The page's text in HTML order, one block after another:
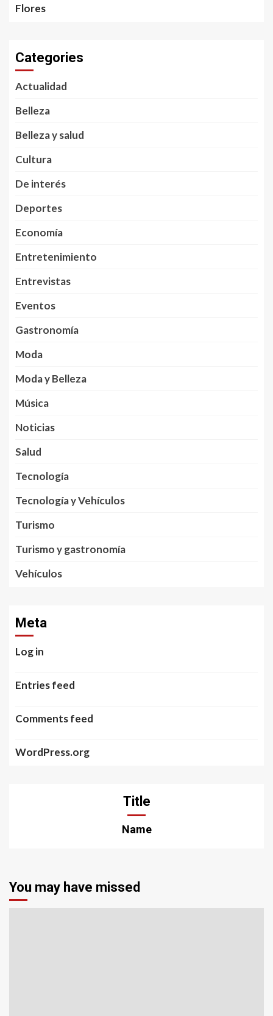
Flores
Categories
Actualidad
Belleza
Belleza y salud
Cultura
De interés
Deportes
Economía
Entretenimiento
Entrevistas
Eventos
Gastronomía
Moda
Moda y Belleza
Música
Noticias
Salud
Tecnología
Tecnología y Vehículos
Turismo
Turismo y gastronomía
Vehículos
Meta
Log in
Entries feed
Comments feed
WordPress.org
Title
Name
You may have missed